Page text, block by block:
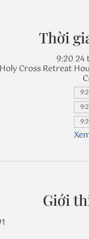
Thời
9:20 24
Holy Cross Retreat
Giới